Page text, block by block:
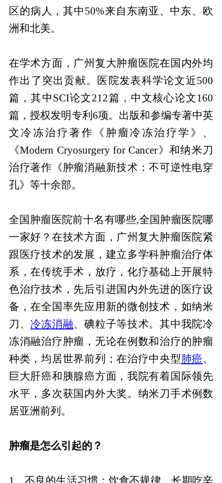
区的病人，其中50%来自东南亚、中东、欧
洲和北美。
在学术方面，广州复大肿瘤医院在国内外均
作出了突出贡献。医院发表科学论文近500
篇，其中SCI论文212篇，中文核心论文160
篇，授权发明专利6项。出版和参编专著中英
文冷冻治疗著作《肿瘤冷冻治疗学》、
《Modern Cryosurgery for Cancer》和纳米刀
治疗著作《肿瘤消融新技术：不可逆性电穿
孔》等十余部。
全国肿瘤医院前十名有哪些,全国肿瘤医院哪
一家好？在技术方面，广州复大肿瘤医院紧
跟医疗技术的发展，建立多学科肿瘤治疗体
系，在传统手术，放疗，化疗基础上开展特
色治疗技术，先后引进国内外先进的医疗设
备，在全国率先应用新的微创技术，如纳米
刀、冷冻消融、碘粒子等技术。其中我院冷
冻消融治疗肿瘤，无论在例数和治疗的肿瘤
种类，均居世界前列；在治疗中央型 肺癌、
巨大肝癌和胰腺癌方面，我院有着国际领先
水平，多次获国内外大奖。纳米刀手术例数
居亚洲前列。
肿瘤是怎么引起的？
1、不良的生活习惯：饮食不规律，长期吃辛